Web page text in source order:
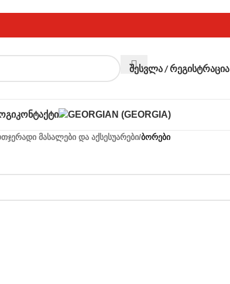
ᲨᲔᲡᲕᲚᲐ / ᲠᲔᲒᲘᲡᲢᲠᲐᲪᲘᲐ
ᲙᲝᲜᲢᲐᲥᲢᲘ
მასალები და აქსესუარები/ბორები